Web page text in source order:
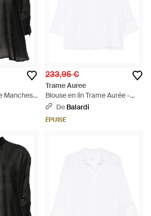
Manches
233,95 €
Trame Auree
Blouse en lin Trame Aurée -
Blanc
De Balardi
ÉPUISÉ